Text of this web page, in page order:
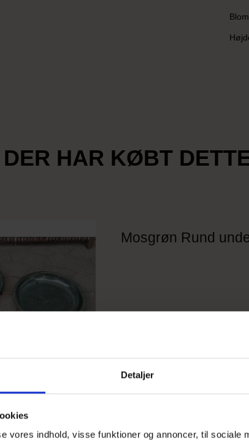
Detaljer
vores indhold, visse funktioner og annoncer, til sociale
HAR KØBT
Mosgrøn Rund